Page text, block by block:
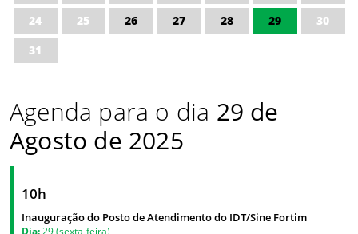
24
25 26 27 28 29
30
31
Agenda para o dia 29 de
Agosto de 2025
10h
Inauguração do Posto de Atendimento do IDT/Sine Fortim
Dia: 29 (sexta-feira)